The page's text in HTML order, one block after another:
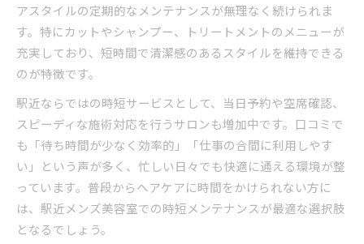
アスタイルの定期的なメンテナンスが無理なく続けられま
す。特にカットやシャンプー、トリートメントのメニューが
充実しており、短時間で清潔感のあるスタイルを維持できる
のが特徴です。
駅近ならではの時短サービスとして、当日予約や空席確認、
スピーディな施術対応を行うサロンも増加中です。口コミで
も「待ち時間が少なく効率的」「仕事の合間に利用しやす
い」という声が多く、忙しい日々でも快適に通える環境が整
っています。普段からヘアケアに時間をかけられない方に
は、駅近メンズ美容室での時短メンテナンスが最適な選択肢
となるでしょう。